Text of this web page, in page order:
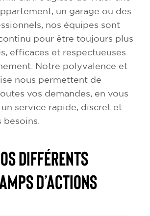
un garage ou des
nos équipes sont
pour être toujours plus
efficaces et respectueuses
Notre polyvalence et
nous permettent de
vos demandes, en vous
un service rapide, discret et
besoins.
DIFFÉRENTS
D’ACTIONS